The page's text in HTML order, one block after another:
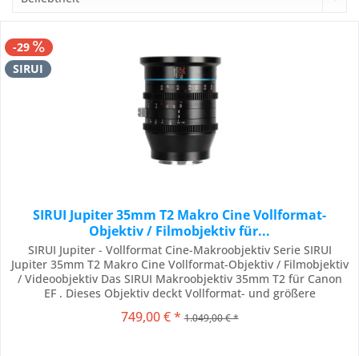
-29
SIRUI
SIRUI Jupiter 35mm T2 Makro Cine Vollformat-
Objektiv / Filmobjektiv für...
SIRUI Jupiter - Vollformat Cine-Makroobjektiv Serie SIRUI
Jupiter 35mm T2 Makro Cine Vollformat-Objektiv / Filmobjektiv
/ Videoobjektiv Das SIRUI Makroobjektiv 35mm T2 für Canon
EF . Dieses Objektiv deckt Vollformat- und größere
Aberration ab und kann auf verschiedenen professionellen
749,00 € * 1.049,00 € *